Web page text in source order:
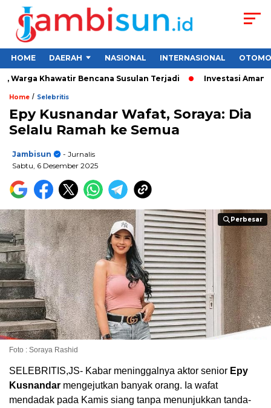
HOME DAERAH NASIONAL INTERNASIONAL
Khawatir Bencana Susulan Terjadi Investasi Aman
Home / Selebritis
Epy Kusnandar Wafat, Soraya: Dia
Selalu Ramah ke Semua
Jambisun
- Jurnalis
Sabtu, 6 Desember 2025
Perbesar
Perbesar
Foto : Soraya Rashid
SELEBRITIS,JS- Kabar meninggalnya aktor senior Epy
Kusnandar mengejutkan banyak orang. Ia wafat
mendadak pada Kamis siang tanpa menunjukkan tanda-